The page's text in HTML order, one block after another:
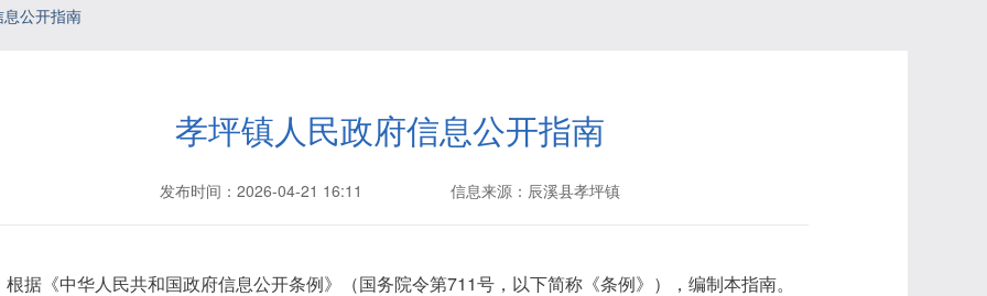
息公开指南
孝坪镇人民政府信息公开指南
发布时间：2026-04-21 16:11 信息来源：辰溪县孝坪镇
根据《中华人民共和国政府信息公开条例》（国务院令第711号，以下简称《条例》），编制本指南。